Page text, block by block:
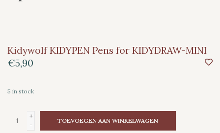
Kidywolf KIDYPEN Pens for KIDYDRAW-MINI
€5,90
5 in stock
+
-
TOEVOEGEN AAN WINKELWAGEN